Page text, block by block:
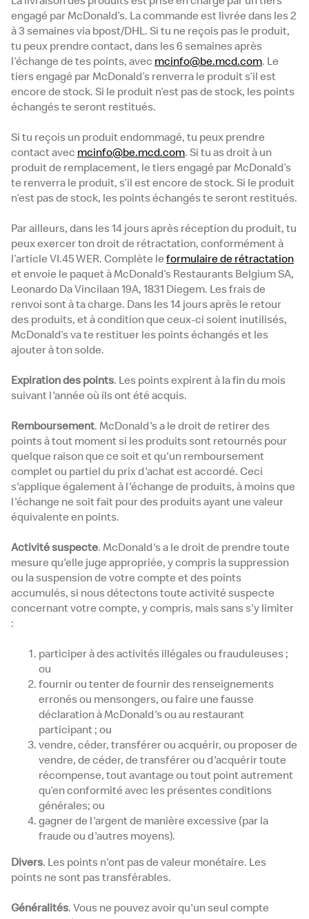
engagé par McDonald’s. La commande est livrée dans les 2
à 3 semaines via bpost/DHL. Si tu ne reçois pas le produit,
tu peux prendre contact, dans les 6 semaines après
l’échange de tes points, avec mcinfo@be.mcd.com. Le
tiers engagé par McDonald’s renverra le produit s’il est
encore de stock. Si le produit n’est pas de stock, les points
échangés te seront restitués.
Si tu reçois un produit endommagé, tu peux prendre
contact avec mcinfo@be.mcd.com. Si tu as droit à un
produit de remplacement, le tiers engagé par McDonald’s
te renverra le produit, s’il est encore de stock. Si le produit
n’est pas de stock, les points échangés te seront restitués.
Par ailleurs, dans les 14 jours après réception du produit, tu
peux exercer ton droit de rétractation, conformément à
l’article VI.45 WER. Complète le formulaire de rétractation
et envoie le paquet à McDonald’s Restaurants Belgium SA,
Leonardo Da Vincilaan 19A, 1831 Diegem. Les frais de
renvoi sont à ta charge. Dans les 14 jours après le retour
des produits, et à condition que ceux-ci soient inutilisés,
McDonald’s va te restituer les points échangés et les
ajouter à ton solde.
Expiration des points. Les points expirent à la fin du mois
suivant l'année où ils ont été acquis.
Remboursement. McDonald's a le droit de retirer des
points à tout moment si les produits sont retournés pour
quelque raison que ce soit et qu'un remboursement
complet ou partiel du prix d'achat est accordé. Ceci
s'applique également à l'échange de produits, à moins que
l'échange ne soit fait pour des produits ayant une valeur
équivalente en points.
Activité suspecte. McDonald's a le droit de prendre toute
mesure qu'elle juge appropriée, y compris la suppression
ou la suspension de votre compte et des points
accumulés, si nous détectons toute activité suspecte
concernant votre compte, y compris, mais sans s'y limiter
:
participer à des activités illégales ou frauduleuses ;
ou
fournir ou tenter de fournir des renseignements
erronés ou mensongers, ou faire une fausse
déclaration à McDonald's ou au restaurant
participant ; ou
vendre, céder, transférer ou acquérir, ou proposer de
vendre, de céder, de transférer ou d'acquérir toute
récompense, tout avantage ou tout point autrement
qu’en conformité avec les présentes conditions
générales; ou
gagner de l'argent de manière excessive (par la
fraude ou d'autres moyens).
Divers. Les points n'ont pas de valeur monétaire. Les
points ne sont pas transférables.
Généralités. Vous ne pouvez avoir qu'un seul compte